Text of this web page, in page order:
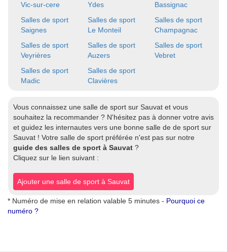
Vic-sur-cere
Ydes
Bassignac
Salles de sport
Saignes
Salles de sport
Le Monteil
Salles de sport
Champagnac
Salles de sport
Veyrières
Salles de sport
Auzers
Salles de sport
Vebret
Salles de sport
Madic
Salles de sport
Clavières
Vous connaissez une salle de sport sur Sauvat et vous
souhaitez la recommander ? N'hésitez pas à donner votre avis
et guidez les internautes vers une bonne salle de de sport sur
Sauvat ! Votre salle de sport préférée n'est pas sur notre
guide des salles de sport à Sauvat ?
Cliquez sur le lien suivant :
Ajouter une salle de sport à Sauvat
* Numéro de mise en relation valable 5 minutes - Pourquoi ce
numéro ?